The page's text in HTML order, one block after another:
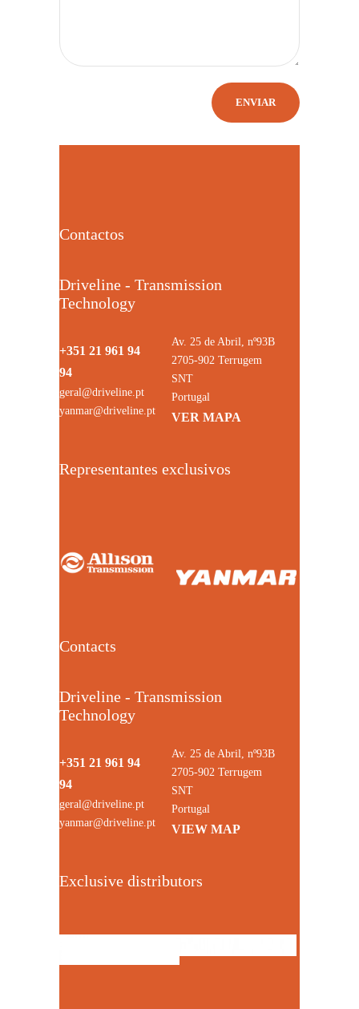
Contactos
Driveline - Transmission
Technology
+351 21 961 94
94
geral@driveline.pt
yanmar@driveline.pt
Av. 25 de Abril, nº93B
2705-902 Terrugem
SNT
Portugal
VER MAPA
Representantes exclusivos
Contacts
Driveline - Transmission
Technology
+351 21 961 94
94
geral@driveline.pt
yanmar@driveline.pt
Av. 25 de Abril, nº93B
2705-902 Terrugem
SNT
Portugal
VIEW MAP
Exclusive distributors